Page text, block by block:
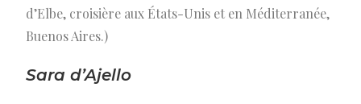
d’Elbe, croisière aux États-Unis et en Méditerranée,
Buenos Aires.)
Sara d’Ajello